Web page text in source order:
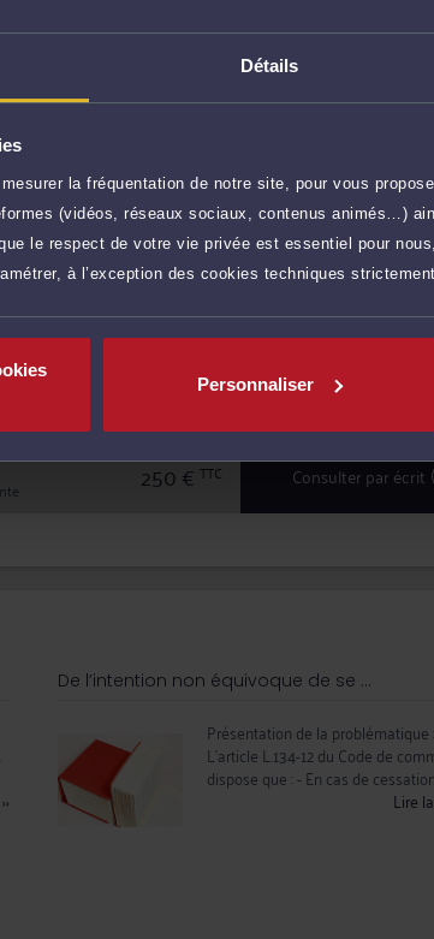
Détails
la fréquentation de notre site, pour vous
(vidéos, réseaux sociaux, contenus animés…)
le respect de votre vie privée est essentiel pour
à l’exception des cookies techniques
Personnaliser
de deux établissements, l'un au 13, rue de
à PARIS (75017)
plus
250 €TTC Prendre RDV
250 €TTC Prendre RDV
80 € TTC Demander un rappel
100 €TTC Poser une question
250 € TTC Consulter par écrit
››
De l’intention non équivoque de se ...
Présentation de la problématique :
L’article L.134-12 du Code de
dispose que : - En cas de
Lire